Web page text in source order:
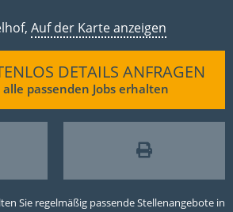
Auf der Karte anzeigen
DETAILS ANFRAGEN
passenden Jobs erhalten
Sie regelmäßig passende Stellenangebote in